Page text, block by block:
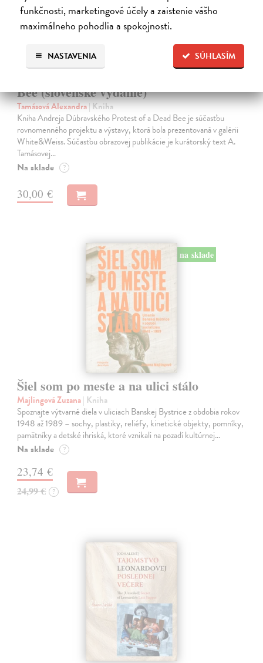
funkčnosti, marketingové účely a zaistenie vášho
maximálneho pohodlia a spokojnosti.
SÚHLASÍM
NASTAVENIA
Bee (slovenské vydanie)
Tamásová Alexandra| Kniha
Kniha Andreja Dúbravského Protest of a Dead Bee je súčasťou
rovnomenného projektu a výstavy, ktorá bola prezentovaná v galérii
White&Weiss. Súčasťou obrazovej publikácie je kurátorský text A.
Tamásovej…
Na sklade ?
30,00 €
na sklade
Šiel som po meste a na ulici stálo
Majlingová Zuzana| Kniha
Spoznajte výtvarné diela v uliciach Banskej Bystrice z obdobia rokov
1948 až 1989 – sochy, plastiky, reliéfy, kinetické objekty, pomníky,
pamätníky a detské ihriská, ktoré vznikali na pozadí kultúrnej…
Na sklade ?
23,74 €
24,99 € ?